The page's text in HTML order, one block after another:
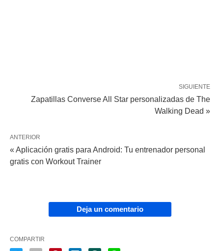
SIGUIENTE
Zapatillas Converse All Star personalizadas de The
Walking Dead »
ANTERIOR
« Aplicación gratis para Android: Tu entrenador personal
gratis con Workout Trainer
Deja un comentario
COMPARTIR